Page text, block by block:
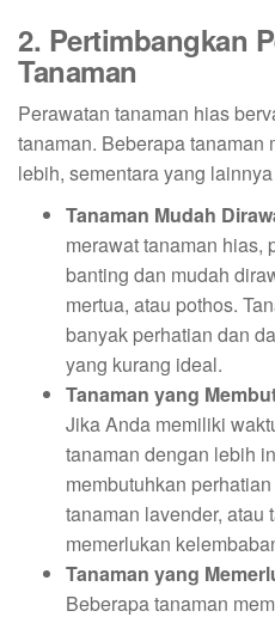
2. Pertimbangkan
Tanaman
Perawatan tanaman hias
tanaman. Beberapa tanaman
lebih, sementara yang
Tanaman Mudah
merawat tanaman hias,
banting dan mudah
mertua, atau pothos.
banyak perhatian dan
yang kurang ideal.
Tanaman yang
Jika Anda memiliki
tanaman dengan lebih
membutuhkan
tanaman lavender, atau
memerlukan
Tanaman yang
Beberapa tanaman